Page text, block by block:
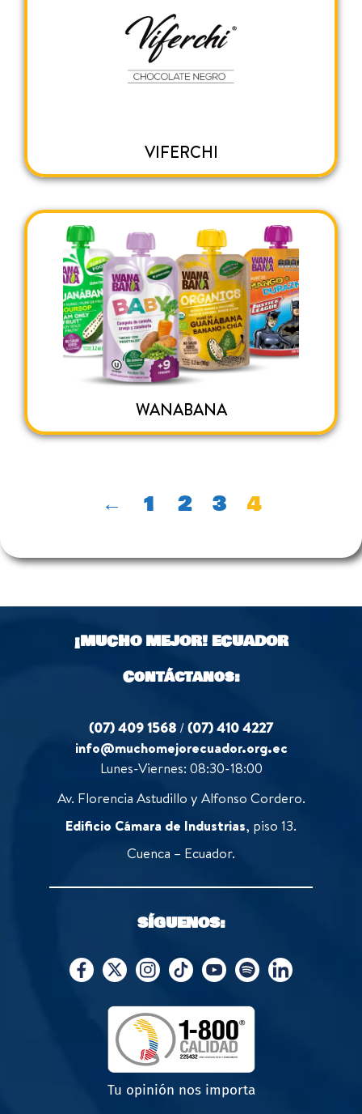
VIFERCHI
WANABANA
← 1 2 3 4
¡MUCHO MEJOR!ECUADOR
Contáctanos:
(07) 409 1568 /(07) 410 4227
info@muchomejorecuador.org.ec
Lunes-Viernes: 08:30-18:00
Av. Florencia Astudillo y Alfonso Cordero.
Edificio Cámara de Industrias, piso 13.
Cuenca – Ecuador.
SÍGUENOS:
Tu opinión nos importa